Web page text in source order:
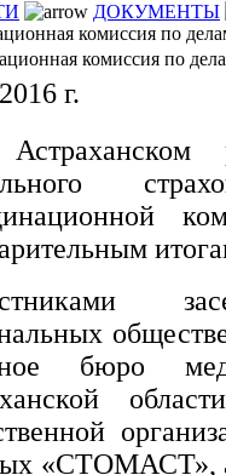
ДОКУМЕНТЫ
комиссия по
комиссия по
г.
бюро
«СТОМАСТ»,